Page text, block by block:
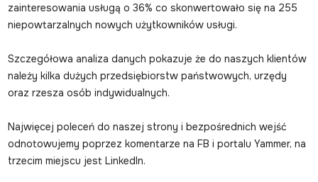
zainteresowania usługą o 36% co skonwertowało się na 255
niepowtarzalnych nowych użytkowników usługi.
Szczegółowa analiza danych pokazuje że do naszych klientów
należy kilka dużych przedsiębiorstw państwowych, urzędy
oraz rzesza osób indywidualnych.
Najwięcej poleceń do naszej strony i bezpośrednich wejść
odnotowujemy poprzez komentarze na FB i portalu Yammer, na
trzecim miejscu jest LinkedIn.